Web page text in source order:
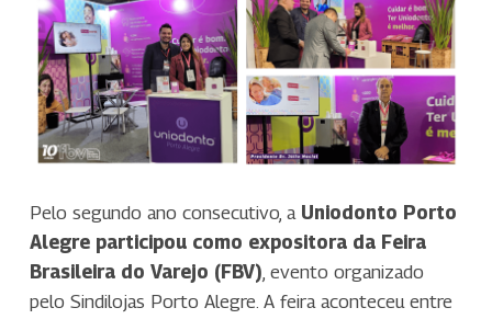
Pelo segundo ano consecutivo, a Uniodonto Porto
Alegre participou como expositora da Feira
Brasileira do Varejo (FBV), evento organizado
pelo Sindilojas Porto Alegre. A feira aconteceu entre